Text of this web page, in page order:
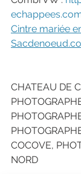
Cintre mariée
CHATEAU DE
COCOVE,
NORD